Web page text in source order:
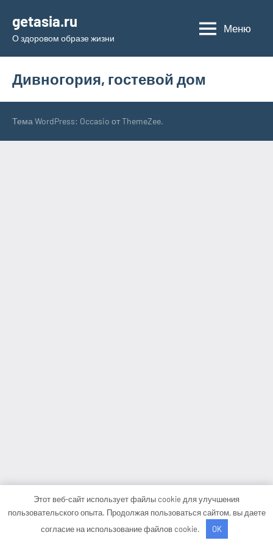
содержимому
getasia.ru
О здоровом образе жизни
Меню
Дивногория, гостевой дом
Тема WordPress: Occasio от ThemeZee.
Этот веб-сайт использует файлы cookie для улучшения
пользовательского опыта. Продолжая пользоваться сайтом, вы даете
согласие на использование файлов cookie.
OK